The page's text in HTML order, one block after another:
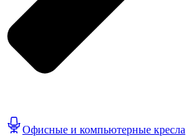
Офисные и компьютерные кресла